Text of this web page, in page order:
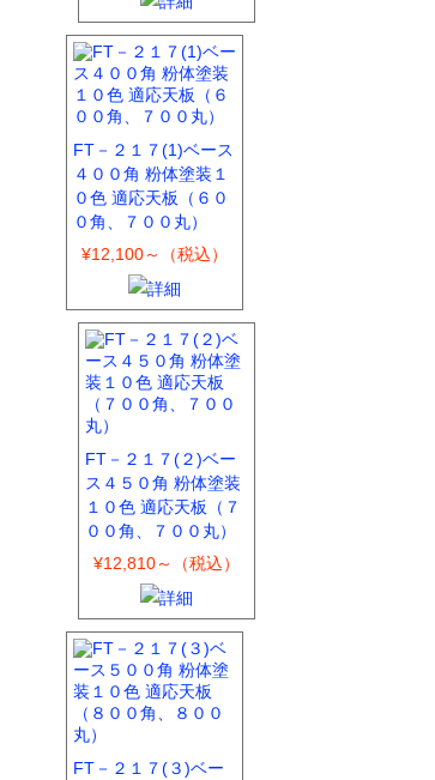
FT－２１７(1)ベース
４００角 粉体塗装１
０色 適応天板（６０
０角、７００丸）
¥12,100～（税込）
FT－２１７(２)ベー
ス４５０角 粉体塗装
１０色 適応天板（７
００角、７００丸）
¥12,810～（税込）
FT－２１７(３)ベー